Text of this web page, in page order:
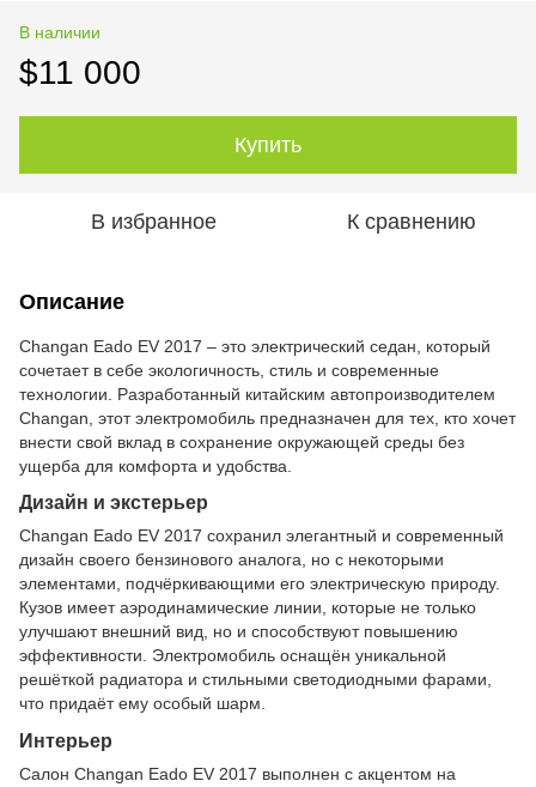
В наличии
$11 000
Купить
В избранное К сравнению
Описание
Changan Eado EV 2017 – это электрический седан, который
сочетает в себе экологичность, стиль и современные
технологии. Разработанный китайским автопроизводителем
Changan, этот электромобиль предназначен для тех, кто хочет
внести свой вклад в сохранение окружающей среды без
ущерба для комфорта и удобства.
Дизайн и экстерьер
Changan Eado EV 2017 сохранил элегантный и современный
дизайн своего бензинового аналога, но с некоторыми
элементами, подчёркивающими его электрическую природу.
Кузов имеет аэродинамические линии, которые не только
улучшают внешний вид, но и способствуют повышению
эффективности. Электромобиль оснащён уникальной
решёткой радиатора и стильными светодиодными фарами,
что придаёт ему особый шарм.
Интерьер
Салон Changan Eado EV 2017 выполнен с акцентом на